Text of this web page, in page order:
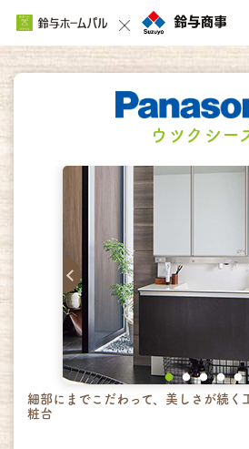
ウツクシー
細部にまでこだわって、美しさが続く
粧台